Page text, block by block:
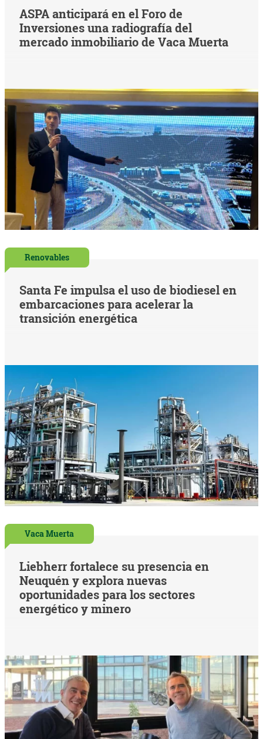
ASPA anticipará en el Foro de
Inversiones una radiografía del
mercado inmobiliario de Vaca Muerta
Renovables
Santa Fe impulsa el uso de biodiesel en
embarcaciones para acelerar la
transición energética
Vaca Muerta
Liebherr fortalece su presencia en
Neuquén y explora nuevas
oportunidades para los sectores
energético y minero